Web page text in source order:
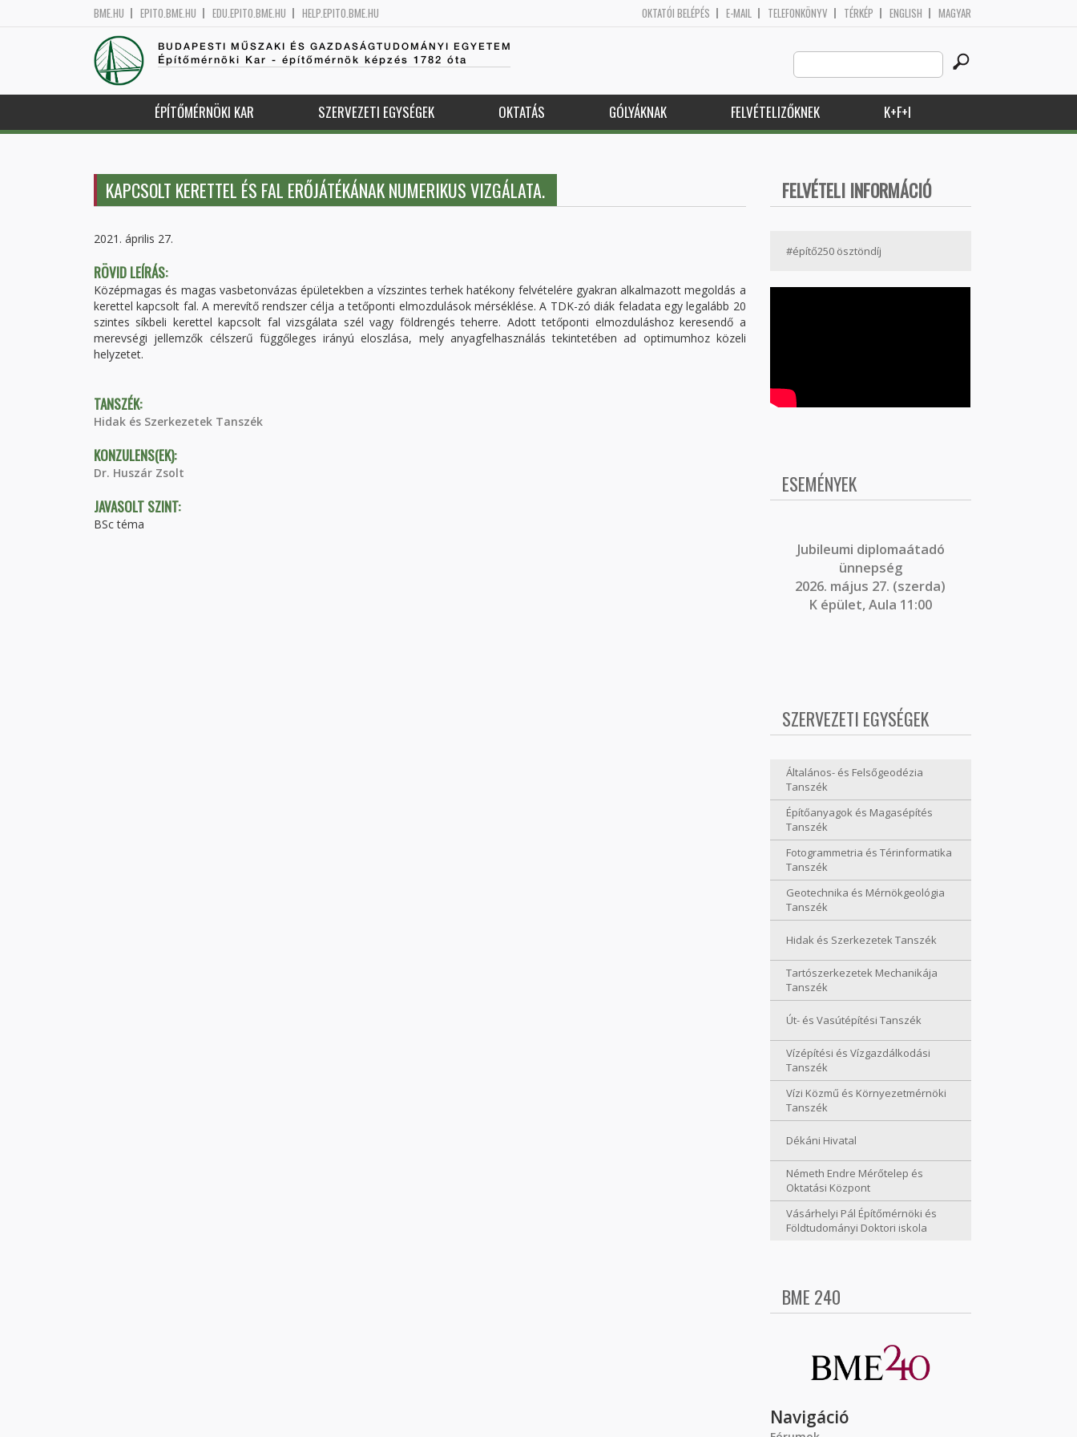
BME.HU EPITO.BME.HU EDU.EPITO.BME.HU HELP.EPITO.BME.HU OKTATÓI BELÉPÉS E-MAIL TELEFONKÖNYV TÉRKÉP ENGLISH MAGYAR
BUDAPESTI MŰSZAKI ÉS GAZDASÁGTUDOMÁNYI EGYETEM
Építőmérnöki Kar - építőmérnök képzés 1782 óta
Search
this
site
ÉPÍTŐMÉRNÖKI KAR SZERVEZETI EGYSÉGEK OKTATÁS GÓLYÁKNAK FELVÉTELIZŐKNEK K+F+I
KAPCSOLT KERETTEL ÉS FAL ERŐJÁTÉKÁNAK NUMERIKUS VIZGÁLATA.
2021. április 27.
RÖVID LEÍRÁS:
Középmagas és magas vasbetonvázas épületekben a vízszintes terhek hatékony felvételére gyakran alkalmazott megoldás a
kerettel kapcsolt fal. A merevítő rendszer célja a tetőponti elmozdulások mérséklése. A TDK-zó diák feladata egy legalább 20
szintes síkbeli kerettel kapcsolt fal vizsgálata szél vagy földrengés teherre. Adott tetőponti elmozduláshoz keresendő a
merevségi jellemzők célszerű függőleges irányú eloszlása, mely anyagfelhasználás tekintetében ad optimumhoz közeli
helyzetet.
TANSZÉK:
Hidak és Szerkezetek Tanszék
KONZULENS(EK):
Dr. Huszár Zsolt
JAVASOLT SZINT:
BSc téma
FELVÉTELI INFORMÁCIÓ
#építő250 ösztöndíj
ESEMÉNYEK
Jubileumi diplomaátadó
ünnepség
2026. május 27. (szerda)
K épület, Aula 11:00
SZERVEZETI EGYSÉGEK
Általános- és Felsőgeodézia
Tanszék
Építőanyagok és Magasépítés
Tanszék
Fotogrammetria és Térinformatika
Tanszék
Geotechnika és Mérnökgeológia
Tanszék
Hidak és Szerkezetek Tanszék
Tartószerkezetek Mechanikája
Tanszék
Út- és Vasútépítési Tanszék
Vízépítési és Vízgazdálkodási
Tanszék
Vízi Közmű és Környezetmérnöki
Tanszék
Dékáni Hivatal
Németh Endre Mérőtelep és
Oktatási Központ
Vásárhelyi Pál Építőmérnöki és
Földtudományi Doktori iskola
BME 240
Navigáció